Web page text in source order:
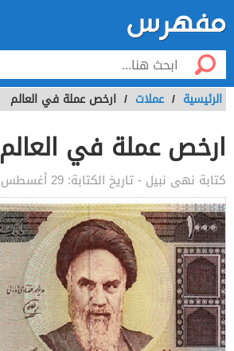
الرئيسية / عملات / ارخص عملة في العالم
ارخص عملة في العالم
كتابة نهى نبيل - تاريخ الكتابة: 29 أغسطس, 2018 5:55